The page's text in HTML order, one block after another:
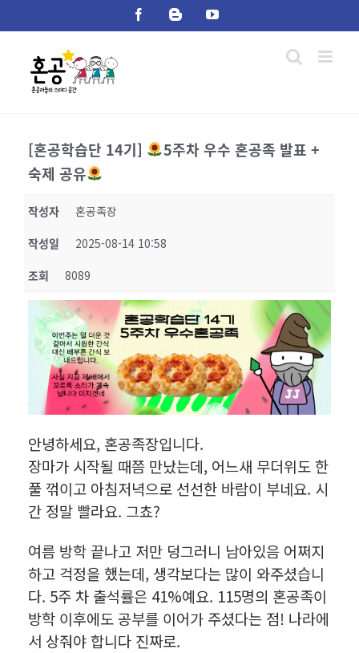
FacebookBloggerYouTube
[혼공학습단 14기]
5주차 우수 혼공족 발표 +
숙제 공유
작성자
혼공족장
작성일
2025-08-14 10:58
조회
8089
안녕하세요, 혼공족장입니다.
장마가 시작될 때쯤 만났는데, 어느새 무더위도 한
풀 꺾이고 아침저녁으로 선선한 바람이 부네요. 시
간 정말 빨라요. 그쵸?
여름 방학 끝나고 저만 덩그러니 남아있음 어쩌지
하고 걱정을 했는데, 생각보다는 많이 와주셨습니
다. 5주 차 출석률은 41%예요. 115명의 혼공족이
방학 이후에도 공부를 이어가 주셨다는 점! 나라에
서 상줘야 합니다 진짜로.